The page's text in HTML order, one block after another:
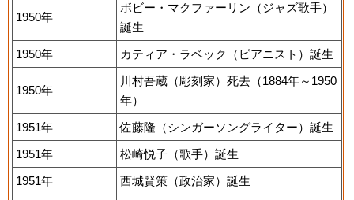
1950年
ボビー・マクファーリン（ジャズ歌手）
誕生
1950年
カティア・ラベック（ピアニスト）誕生
1950年
川村吾蔵（彫刻家）死去（1884年～1950
年）
1951年
佐藤隆（シンガーソングライター）誕生
1951年
松崎悦子（歌手）誕生
1951年
西城賢策（政治家）誕生